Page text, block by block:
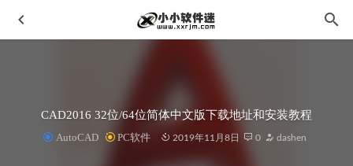
CAD2016 32位/64位简体中文版下载地址和安装教程
AutoCAD PC软件 2019年11月8日 0 dashen